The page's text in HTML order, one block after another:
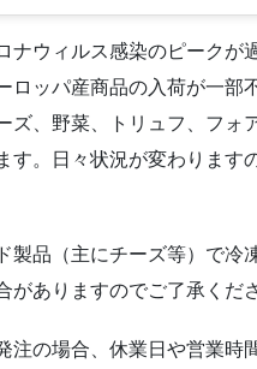
ナウィルス感染のピーク
ロッパ産商品の入荷が一
ズ、野菜、トリュフ、フ
す。日々状況が変わります
製品（主にチーズ等）で
がありますのでご了承くだ
注の場合、休業日や営業